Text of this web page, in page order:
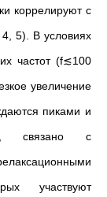
коррелируют с
5). В условиях
частот (f≲100
увеличение
пиками и
связано с
участвуют